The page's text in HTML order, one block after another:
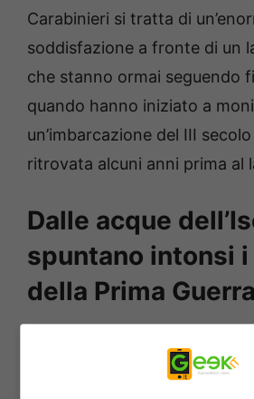
Carabinieri si tratta di
soddisfazione a fronte di un
che stanno ormai seguendo
quando hanno iniziato a
un’imbarcazione del III
ritrovata alcuni anni prima al
Dalle acque
spuntano intonsi
della Prima
segnalazione di un pescatore